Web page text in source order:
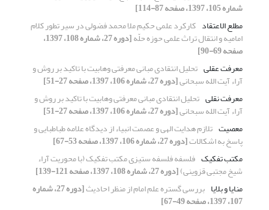
شماره 105، 1397، صفحه 87-114]
مطلع الاعتقاد کارکرد علمی حکیم ملا محمد فضولی در سیر تطور کلام
امامیه و انتقال تراث علمی حوزه حلّه [دوره 27، شماره 108، 1397،
صفحه 69-90]
معرفت عقلی تحلیل انتقادی مبانی معرفتی وهابیت با تاکید بر روش و
آراء آیت الله سبحانی[دوره 27، شماره 106، 1397، صفحه 27-51]
معرفت نقلی تحلیل انتقادی مبانی معرفتی وهابیت با تاکید بر روش و
آراء آیت الله سبحانی[دوره 27، شماره 106، 1397، صفحه 27-51]
معصیت تلازم هدایت الهی و عصمت انبیاء از دیدگاه علامه طباطبایی و
پاسخ به اشکالات[دوره 27، شماره 106، 1397، صفحه 53-67]
مکتب تفکیک فلسفه‌ فلسفه ستیزی مکتب تفکیک (با محوریت آراء
شیخ مجتبی قزوینی)[دوره 27، شماره 108، 1397، صفحه 121-139]
منایا و بلایا بررسی گستره علم امام از منظر احادیث [دوره 27، شماره
107، 1397، صفحه 49-67]